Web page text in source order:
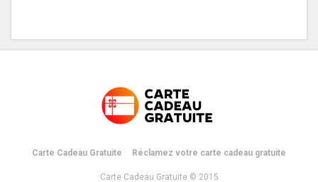
Carte Cadeau Gratuite Réclamez votre carte cadeau gratuite
Carte Cadeau Gratuite © 2015